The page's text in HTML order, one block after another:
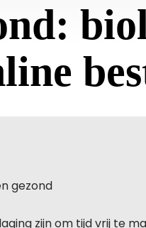
gezond
zijn om tijd vrij te